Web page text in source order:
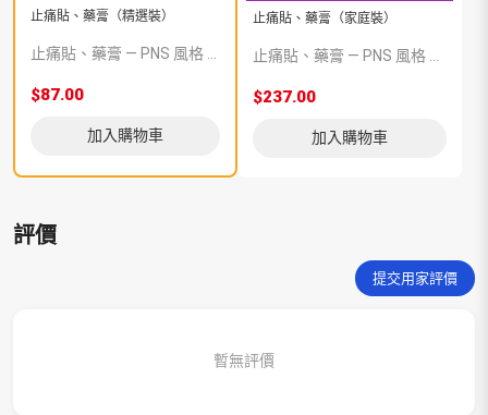
止痛貼、藥膏（精選裝）
止痛貼、藥膏 — PNS 風格 demo 占位商品，方便首頁與分類頁版位演示，上線前由業務替換為真實 SKU。
$87.00
加入購物車
止痛貼、藥膏（家庭裝）
止痛貼、藥膏 — PNS 風格 demo 占位商品，方便首頁與分類頁版位演示，上線前由業務替換為真實 SKU。
$237.00
加入購物車
評價
提交用家評價
暫無評價